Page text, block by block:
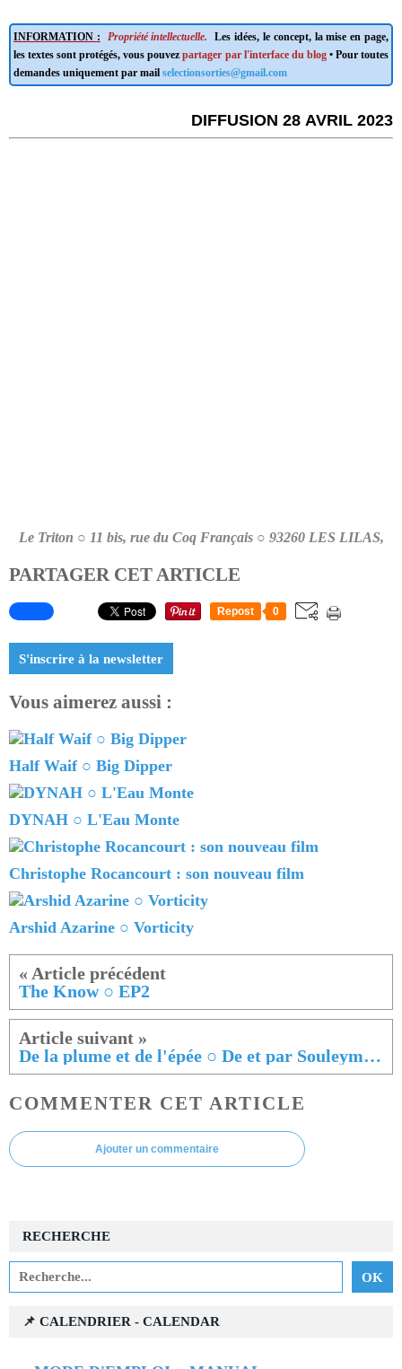
INFORMATION : Propriété intellectuelle.
Les idées, le concept, la mise en page,
les textes sont protégés, vous pouvezpartager par l'interface du blog• Pour toutes
demandes uniquement par mail selectionsorties@gmail.com
DIFFUSION 28 AVRIL 2023
Le Triton ○ 11 bis, rue du Coq Français ○ 93260 LES LILAS,
PARTAGER CET ARTICLE
Repost 0
S'inscrire à la newsletter
Vous aimerez aussi :
Half Waif ○ Big Dipper
DYNAH ○ L'Eau Monte
Christophe Rocancourt : son nouveau film
Arshid Azarine ○ Vorticity
The Know ○ EP2
De la plume et de l'épée ○ De et par Souleymane Diamanka
COMMENTER CET ARTICLE
Ajouter un commentaire
RECHERCHE
📌 CALENDRIER - CALENDAR